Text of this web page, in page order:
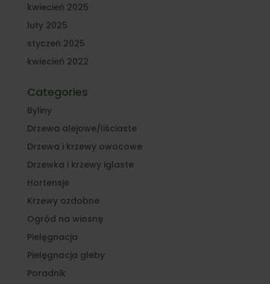
kwiecień 2025
luty 2025
styczeń 2025
kwiecień 2022
Categories
Byliny
Drzewa alejowe/liściaste
Drzewa i krzewy owocowe
Drzewka i krzewy iglaste
Hortensje
Krzewy ozdobne
Ogród na wiosnę
Pielęgnacja
Pielęgnacja gleby
Poradnik